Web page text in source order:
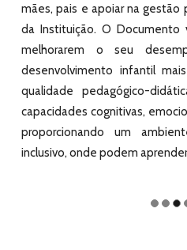
mães, pais e apoiar na gestão
da Instituição. O Documento
melhorarem o seu
desenvolvimento infantil
qualidade pedagógico-
capacidades cognitivas,
proporcionando um
inclusivo, onde podem